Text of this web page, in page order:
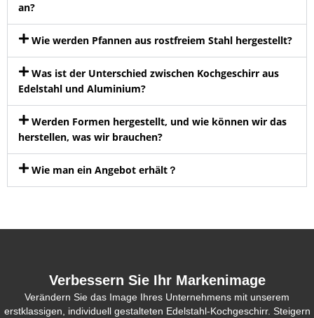
an?
Wie werden Pfannen aus rostfreiem Stahl hergestellt?
Was ist der Unterschied zwischen Kochgeschirr aus
Edelstahl und Aluminium?
Werden Formen hergestellt, und wie können wir das
herstellen, was wir brauchen?
Wie man ein Angebot erhält？
Verbessern Sie Ihr Markenimage
Verändern Sie das Image Ihres Unternehmens mit unserem
erstklassigen, individuell gestalteten Edelstahl-Kochgeschirr. Steigern